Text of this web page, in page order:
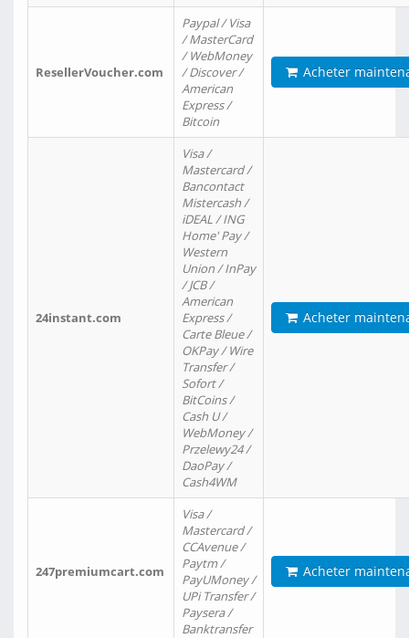
ResellerVoucher.com
Paypal / Visa
/ MasterCard
/ WebMoney
/ Discover /
American
Express /
Bitcoin
Acheter
24instant.com
Visa /
Mastercard /
Bancontact
Mistercash /
iDEAL / ING
Home' Pay /
Western
Union / InPay
/ JCB /
American
Express /
Carte Bleue /
OKPay / Wire
Transfer /
Sofort /
BitCoins /
Cash U /
WebMoney /
Przelewy24 /
DaoPay /
Cash4WM
Acheter
247premiumcart.com
Visa /
Mastercard /
CCAvenue /
Paytm /
PayUMoney /
UPi Transfer /
Paysera /
Banktransfer
Acheter